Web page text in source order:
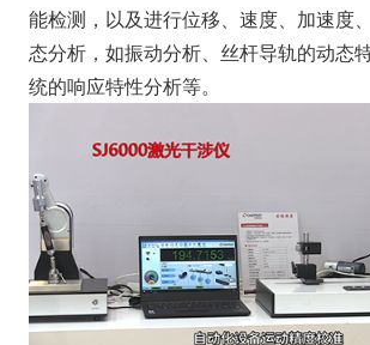
能检测，以及进行位移、速度、加速度
态分析，如振动分析、丝杆导轨的动态
统的响应特性分析等。